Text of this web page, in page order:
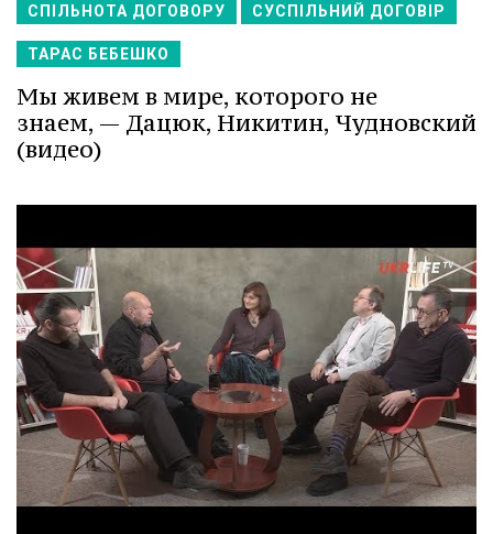
СПІЛЬНОТА ДОГОВОРУ СУСПІЛЬНИЙ ДОГОВІР
ТАРАС БЕБЕШКО
Мы живем в мире, которого не
знаем, — Дацюк, Никитин, Чудновский
(видео)